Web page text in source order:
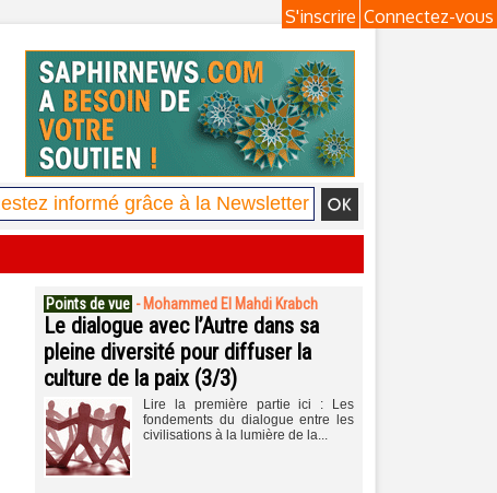
Connectez-vous
S'inscrire
Points de vue - Mohammed El Mahdi Krabch
Le dialogue avec l’Autre dans sa
pleine diversité pour diffuser la
culture de la paix (3/3)
Lire la première partie ici : Les
fondements du dialogue entre les
civilisations à la lumière de la...